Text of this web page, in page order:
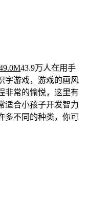
43.9万人在用手
字游戏，游戏的画风
非常的愉悦，这里有
适合小孩子开发智力
多不同的种类，你可